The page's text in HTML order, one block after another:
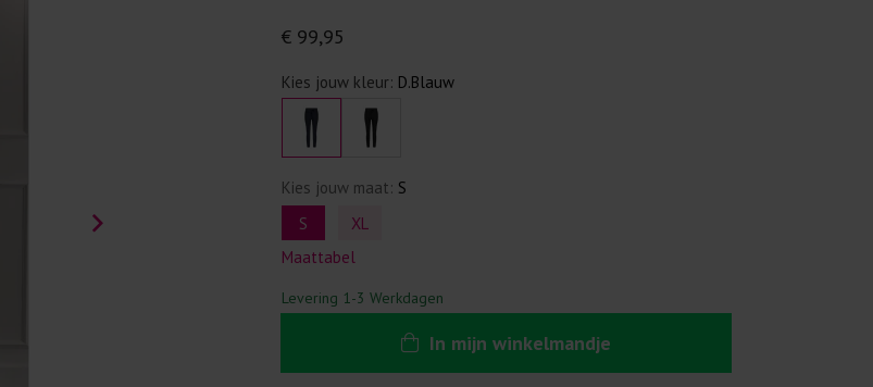
€ 99,95
Kies jouw kleur: D.Blauw
Kies jouw maat: S
S
XL
Maattabel
Levering 1-3 Werkdagen
In mijn winkelmandje